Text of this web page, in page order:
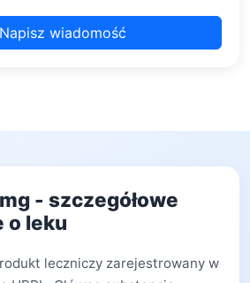
Napisz wiadomość
- szczegółowe
o leku
leczniczy zarejestrowany w